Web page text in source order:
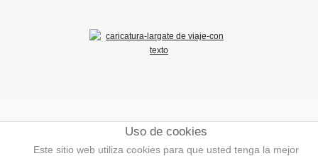
Aviso Legal |Política de Privacidad |Política de Cookies
Uso de cookies
Este sitio web utiliza cookies para que usted tenga la mejor